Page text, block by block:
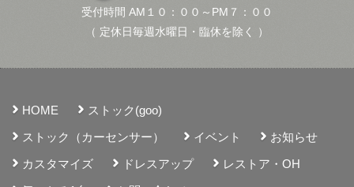
受付時間 AM１０：００～PM７：００
（ 定休日毎週水曜日・臨休を除く ）
HOME
ストック(goo)
ストック（カーセンサー）
イベント
お知らせ
カスタマイズ
ドレスアップ
レストア・OH